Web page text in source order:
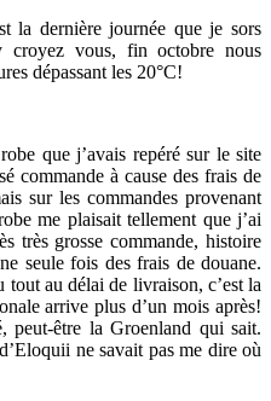
la dernière journée que je sors
croyez vous, fin octobre nous
dépassant les 20°C!
quej’avais repéré sur le site
commande à cause des frais de
sur les commandes provenant
me plaisait tellement que j’ai
très grosse commande, histoire
seule fois des frais de douane.
tout au délai de livraison, c’est la
arrive plus d’un mois après!
peut-être la Groenland qui sait.
ne savait pas me dire où